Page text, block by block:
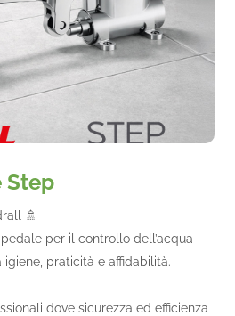
Step
🚿
per il controllo dell’acqua
praticità e affidabilità.
dove sicurezza ed efficienza